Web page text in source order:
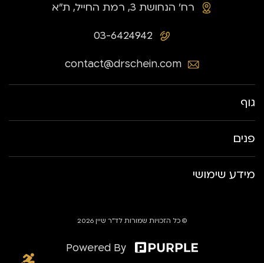
03-6424942
רח׳ הנחושת 3, רמת החייל, ת״א
contact@drschein.com
גוף
פנים
מידע שימושי
© כל הזכויות שמורות לד״ר שיין 2026
Powered By